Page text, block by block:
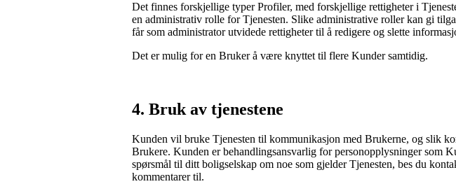
Det finnes forskjellige typer Profiler, med forskjellige rettigheter i
en administrativ rolle for Tjenesten. Slike administrative roller kan gi
får som administrator utvidede rettigheter til å redigere og slette
Det er mulig for en Bruker å være knyttet til flere Kunder samtidig.
4. Bruk av tjenestene
Kunden vil bruke Tjenesten til kommunikasjon med Brukerne, og slik
Brukere. Kunden er behandlingsansvarlig for personopplysninger som
spørsmål til ditt boligselskap om noe som gjelder Tjenesten, bes du
kommentarer til.